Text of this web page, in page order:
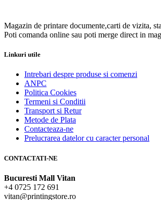
Magazin de printare documente,carti de vizita,
Poti comanda online sau poti merge direct in
Linkuri utile
Intrebari despre produse si comenzi
ANPC
Politica Cookies
Termeni si Conditii
Transport si Retur
Metode de Plata
Contacteaza-ne
Prelucrarea datelor cu caracter personal
CONTACTATI-NE
Bucuresti Mall Vitan
+4 0725 172 691
vitan@printingstore.ro